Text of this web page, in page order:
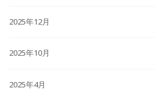
2025年12月
2025年10月
2025年4月